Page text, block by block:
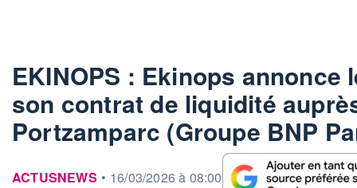
EKINOPS : Ekinops annonce
son contrat de liquidité
Portzamparc (Groupe BNP
information fournie par
ACTUSNEWS • 16/03/2026 à 08:00